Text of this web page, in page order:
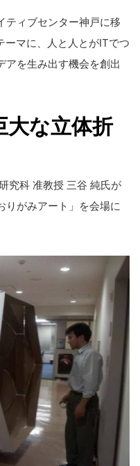
ティブセンター神戸に移
ーマに、人と人とがITでつ
アを生み出す機会を創出
大な立体折
究科 准教授 三谷 純氏が
りがみアート」を会場に